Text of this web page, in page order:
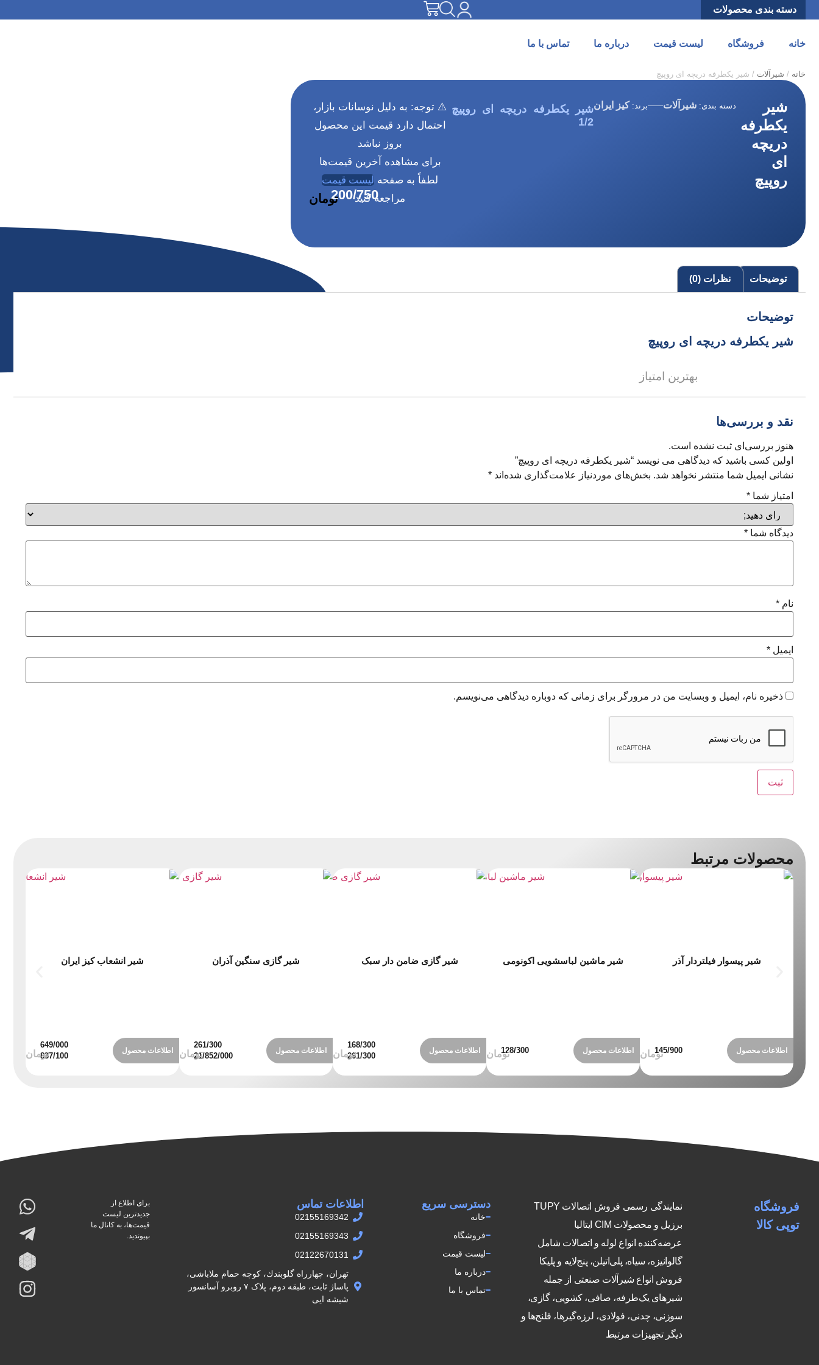
دسته بندی محصولات
خانه فروشگاه لیست قیمت درباره ما تماس با ما
خانه / شیرآلات / شیر یکطرفه دریچه ای روپیچ
شیر
یکطرفه
دریچه
ای
روپیچ
دسته بندی: شیرآلات برند: کیز ایرانشیر یکطرفه دریچه ای روپیچ
1/2
⚠️ توجه: به دلیل نوسانات بازار،
احتمال دارد قیمت این محصول
بروز نباشد
برای مشاهده آخرین قیمت‌ها
لطفاً به صفحه لیست قیمت
مراجعه کنید
توضیحات نظرات (0)
توضیحات
شیر یکطرفه دریچه ای روپیچ
بهترین امتیاز
نقد و بررسی‌ها
هنوز بررسی‌ای ثبت نشده است.
اولین کسی باشید که دیدگاهی می نویسد “شیر یکطرفه دریچه ای روپیچ”
نشانی ایمیل شما منتشر نخواهد شد. بخش‌های موردنیاز علامت‌گذاری شده‌اند *
امتیاز شما *
دیدگاه شما *
نام *
ایمیل *
ذخیره نام، ایمیل و وبسایت من در مرورگر برای زمانی که دوباره دیدگاهی می‌نویسم.
محصولات مرتبط
شیر پیسوار فیلتردار آذر
اطلاعات محصول
شیر ماشین لباسشویی اکونومی
اطلاعات محصول
شیر گازی ضامن دار سبک
اطلاعات محصول
شیر گازی سنگین آذران
اطلاعات محصول
شیر انشعاب کیز ایران
اطلاعات محصول
فروشگاه
توپی کالا
نمایندگی رسمی فروش اتصالات TUPY
برزیل و محصولات CIM ایتالیا
عرضه‌کننده انواع لوله و اتصالات شامل
گالوانیزه، سیاه، پلی‌اتیلن، پنج‌لایه و پلیکا
فروش انواع شیرآلات صنعتی از جمله
شیرهای یک‌طرفه، صافی، کشویی، گازی،
سوزنی، چدنی، فولادی، لرزه‌گیرها، فلنج‌ها و
دیگر تجهیزات مرتبط
دسترسی سریع
خانه
فروشگاه
لیست قیمت
درباره ما
تماس با ما
اطلاعات تماس
02155169342
02155169343
02122670131
تهران، چهارراه گلوبندك، كوچه حمام ملاباشى،
پاساژ ثابت، طبقه دوم، پلاک ۷ روبرو آسانسور
شيشه ايى
برای اطلاع از
جدیدترین لیست
قیمت‌ها، به کانال ما
بپیوندید.